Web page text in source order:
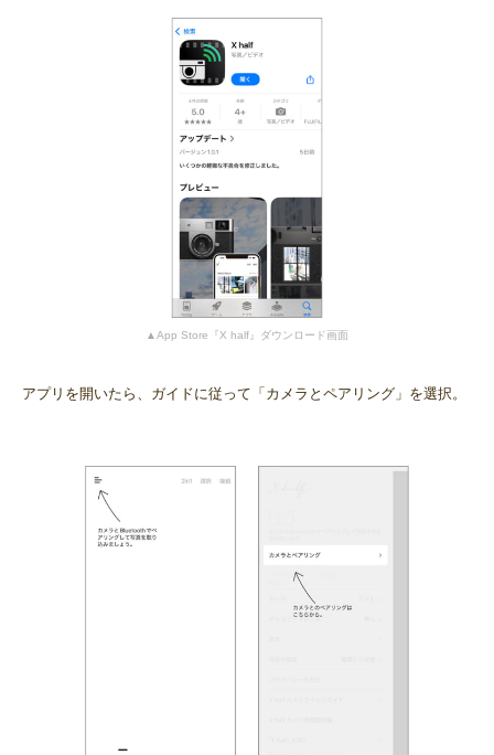
▲App Store『X half』ダウンロード画面
アプリを開いたら、ガイドに従って「カメラとペアリング」を選択。